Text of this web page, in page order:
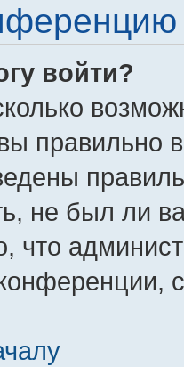
войти?
правильно
не был ли
что